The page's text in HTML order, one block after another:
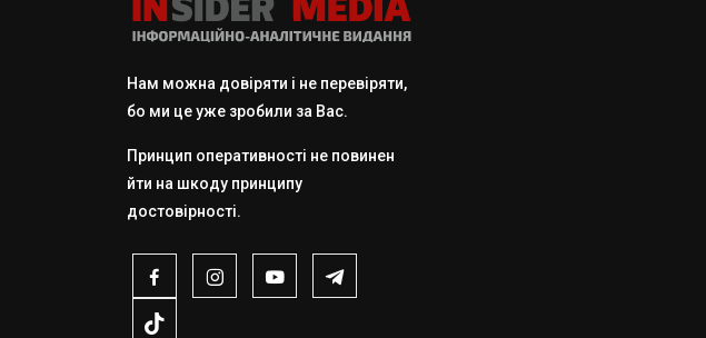
Нам можна довіряти і не перевіряти,
бо ми це уже зробили за Вас.
Принцип оперативності не повинен
йти на шкоду принципу
достовірності.